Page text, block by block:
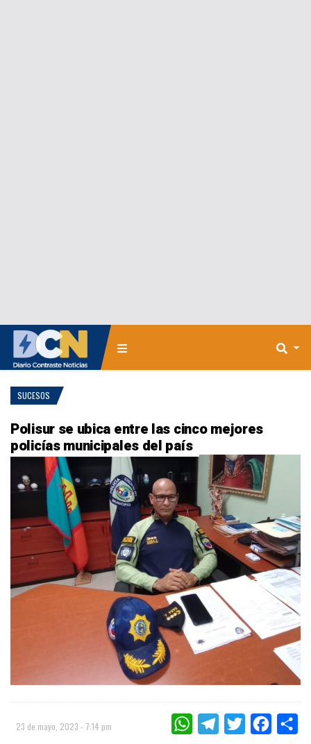
SUCESOS
Polisur se ubica entre las cinco mejores
policías municipales del país
23 de mayo, 2023 - 7:14 pm WHATSAPPTELEGRAMTWITTER